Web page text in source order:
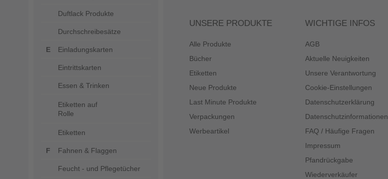
Duftlack Produkte
Durchschreibesätze
Einladungskarten
Eintrittskarten
Essen & Trinken
Etiketten auf
Rolle
Etiketten
Fahnen & Flaggen
Feucht - und Pflegetücher
UNSERE PRODUKTE
Alle Produkte
Bücher
Etiketten
Neue Produkte
Last Minute Produkte
Verpackungen
Werbeartikel
WICHTIGE INFOS
AGB
Aktuelle Neuigkeiten
Unsere Verantwortung
Cookie-Einstellungen
Datenschutzerklärung
Datenschutzinformationen
FAQ / Häufige Fragen
Impressum
Pfandrückgabe
Wiederverkäufer